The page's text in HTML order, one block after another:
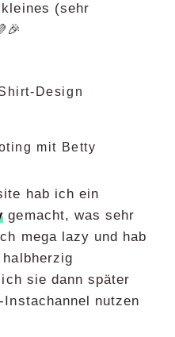
(sehr
Design
mit Betty
hab ich ein
gemacht, was sehr
mega lazy und hab
sie dann später
nutzen